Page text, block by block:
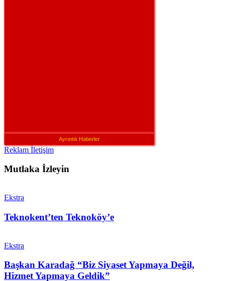
Ayrıntılı Haberler
Reklam İletişim
Mutlaka İzleyin
Ekstra
Teknokent’ten Teknoköy’e
Ekstra
Başkan Karadağ “Biz Siyaset Yapmaya Değil,
Hizmet Yapmaya Geldik”